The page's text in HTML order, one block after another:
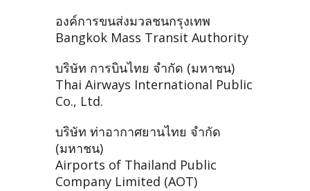
องค์การขนส่งมวลชนกรุงเทพ
Bangkok Mass Transit Authority
บริษัท การบินไทย จำกัด (มหาชน)
Thai Airways International Public
Co., Ltd.
บริษัท ท่าอากาศยานไทย จำกัด
(มหาชน)
Airports of Thailand Public
Company Limited (AOT)